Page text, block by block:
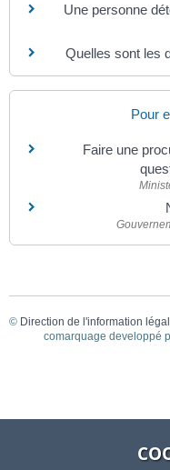
Une personne
Quelles sont les
Pour
Faire une
© Direction de l'information
comarquage developpé